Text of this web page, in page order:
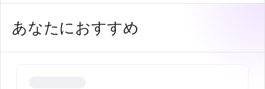
あなたにおすすめ